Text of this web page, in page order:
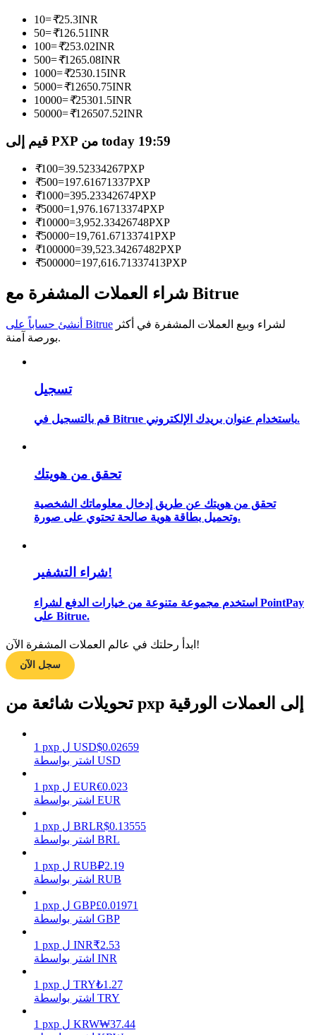
كن متداول نسخ
تحليل البيانات الضخمة بما في ذلك المعلومات التجارية، وما
دليل المبتدئين للعقود الآجلة
تعلم كيفية البقاء مربحة
يكسب
خنزير الطاقة
احصل على مكافآت تنافسية يوميًا
10=₹25.3INR
50=₹126.51INR
100=₹253.02INR
500=₹1265.08INR
1000=₹2530.15INR
5000=₹12650.75INR
10000=₹25301.5INR
50000=₹126507.52INR
قيم إلى PXP من today 19:59
₹100=39.52334267PXP
₹500=197.61671337PXP
₹1000=395.23342674PXP
₹5000=1,976.16713374PXP
₹10000=3,952.33426748PXP
₹50000=19,761.67133741PXP
₹100000=39,523.34267482PXP
₹500000=197,616.71337413PXP
شراء العملات المشفرة مع Bitrue
أنشئ حساباً على Bitrue
بورصة آمنة.
تسجيل
قم بالتسجيل في Bitrue باستخدام عنوان بريدك الإلكتروني.
تحقق من هويتك
تحقق من هويتك عن طريق إدخال معلوماتك الشخصية
وتحميل بطاقة هوية صالحة تحتوي على صورة.
شراء التشفير!
استخدم مجموعة متنوعة من خيارات الدفع لشراء PointPay
على Bitrue.
ابدأ رحلتك في عالم العملات المشفرة الآن!
سجل الآن
تحويلات شائعة من pxp إلى العملات الورقية
1 pxp ل USD$0.02659
اشتر بواسطة USD
1 pxp ل EUR€0.023
اشتر بواسطة EUR
1 pxp ل BRLR$0.13555
اشتر بواسطة BRL
1 pxp ل RUB₽2.19
اشتر بواسطة RUB
1 pxp ل GBP£0.01971
اشتر بواسطة GBP
1 pxp ل INR₹2.53
اشتر بواسطة INR
1 pxp ل TRY₺1.27
اشتر بواسطة TRY
1 pxp ل KRW₩37.44